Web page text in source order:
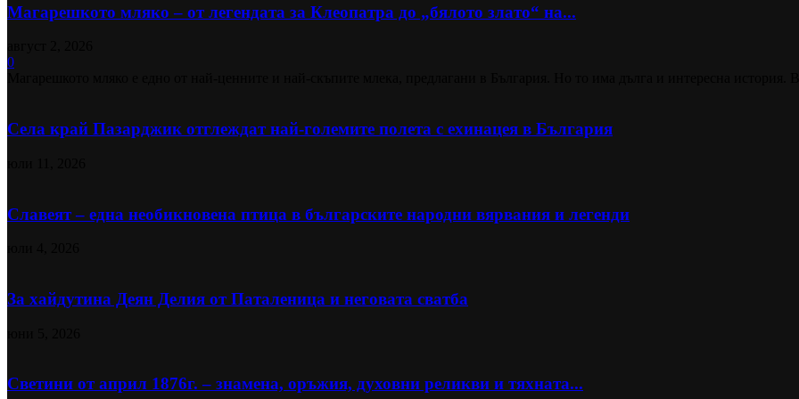
Магарешкото мляко – от легендата за Клеопатра до „бялото злато“ на...
0
Села край Пазарджик отглеждат най-големите полета с ехинацея в България
Славеят – една необикновена птица в българските народни вярвания и легенди
За хайдутина Деян Делия от Паталеница и неговата сватба
Светини от април 1876г. – знамена, оръжия, духовни реликви и тяхната...